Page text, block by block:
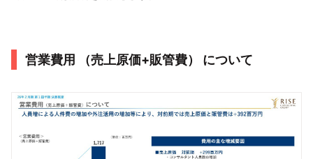
営業費用 （売上原価+販管費） について